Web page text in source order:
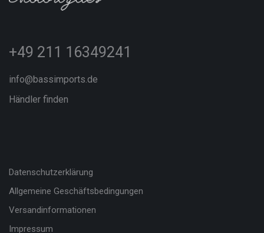
+49 211 16349241
info@bassimports.de
Händler finden
Datenschutzerklärung
Allgemeine Geschäftsbedingungen
Versandinformationen
Impressum